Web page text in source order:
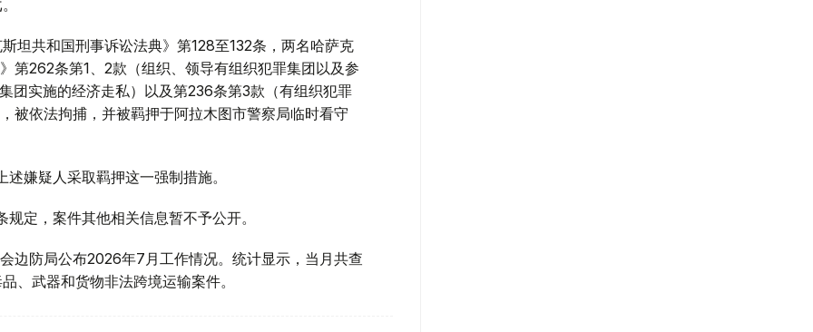
坦共和国刑事诉讼法典》第128至132条，两名哈萨克
第262条第1、2款（组织、领导有组织犯罪集团以及参
团实施的经济走私）以及第236条第3款（有组织犯罪
被依法拘捕，并被羁押于阿拉木图市警察局临时看守
嫌疑人采取羁押这一强制措施。
定，案件其他相关信息暂不予公开。
边防局公布2026年7月工作情况。统计显示，当月共查
、武器和货物非法跨境运输案件。